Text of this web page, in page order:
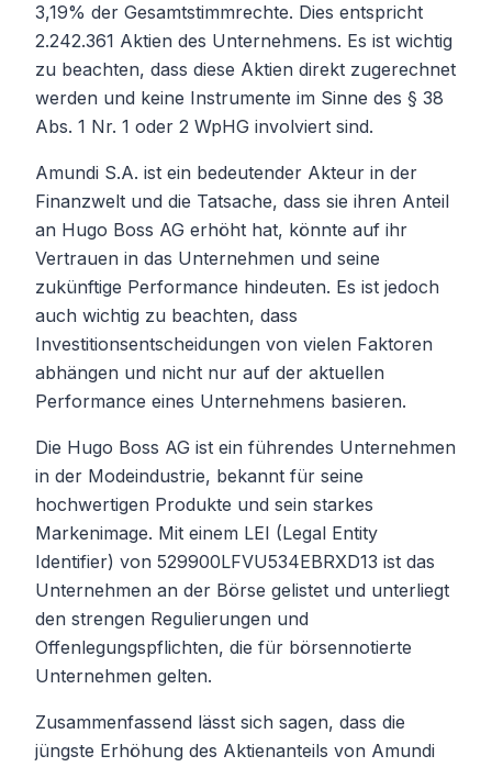
3,19% der Gesamtstimmrechte. Dies entspricht
2.242.361 Aktien des Unternehmens. Es ist wichtig
zu beachten, dass diese Aktien direkt zugerechnet
werden und keine Instrumente im Sinne des § 38
Abs. 1 Nr. 1 oder 2 WpHG involviert sind.
Amundi S.A. ist ein bedeutender Akteur in der
Finanzwelt und die Tatsache, dass sie ihren Anteil
an Hugo Boss AG erhöht hat, könnte auf ihr
Vertrauen in das Unternehmen und seine
zukünftige Performance hindeuten. Es ist jedoch
auch wichtig zu beachten, dass
Investitionsentscheidungen von vielen Faktoren
abhängen und nicht nur auf der aktuellen
Performance eines Unternehmens basieren.
Die Hugo Boss AG ist ein führendes Unternehmen
in der Modeindustrie, bekannt für seine
hochwertigen Produkte und sein starkes
Markenimage. Mit einem LEI (Legal Entity
Identifier) von 529900LFVU534EBRXD13 ist das
Unternehmen an der Börse gelistet und unterliegt
den strengen Regulierungen und
Offenlegungspflichten, die für börsennotierte
Unternehmen gelten.
Zusammenfassend lässt sich sagen, dass die
jüngste Erhöhung des Aktienanteils von Amundi